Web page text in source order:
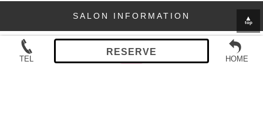
SALON INFORMATION ▲
top